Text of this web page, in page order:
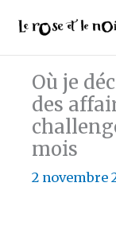
contenu
Où je
des
mois
2 novembre